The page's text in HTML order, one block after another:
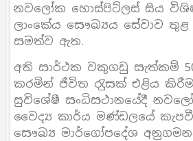
නවලෝක හොස්පිට්ලස් සිය
ලාංකේය සෞඛ්‍යය සේවාව
සමත්ව ඇත.
අති සාර්ථක වකුගඩු සැත්කම්
කරමින් ජීවිත රැුසක් එළිය
සුවිශේෂී සංධිසථානයේදී
වෛද්‍ය කාර්ය මණ්ඩලයේ
සෞඛ්‍ය මාර්ගෝපදේශ